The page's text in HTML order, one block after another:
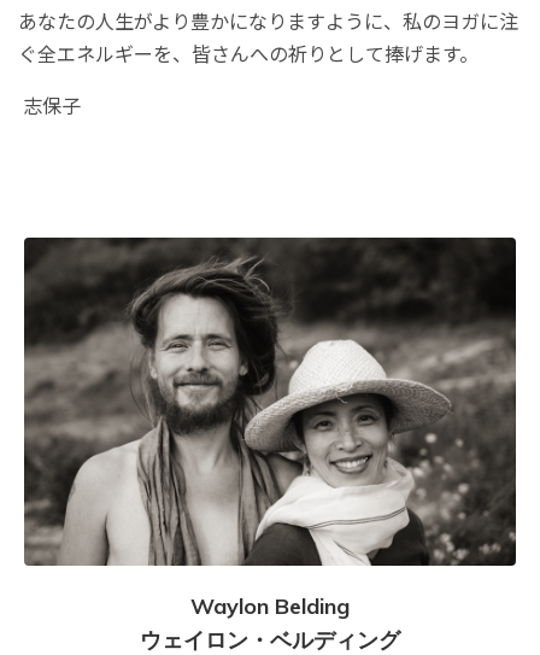
あなたの人生がより豊かになりますように、私のヨガに注
ぐ全エネルギーを、皆さんへの祈りとして捧げます。
志保子
Waylon Belding
ウェイロン・ベルディング